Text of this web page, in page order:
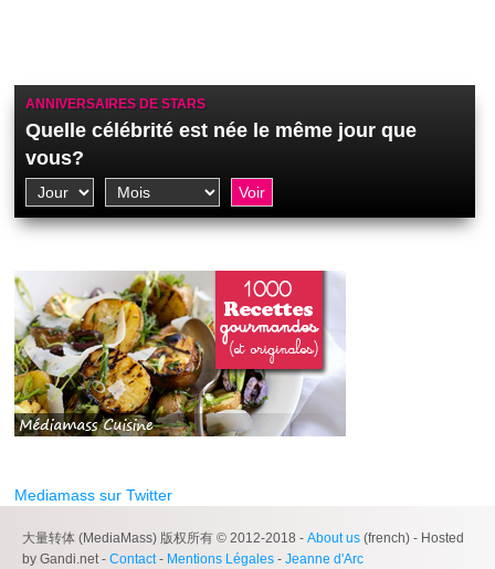
ANNIVERSAIRES DE STARS
Quelle célébrité est née le même jour que
vous?
Mediamass sur Twitter
大量转体 (MediaMass) 版权所有 © 2012-2018 - About us (french) - Hosted
by Gandi.net - Contact- Mentions Légales - Jeanne d'Arc